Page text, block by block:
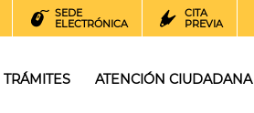
SEDE
ELECTRÓNICA
CITA
PREVIA
TRÁMITES ATENCIÓN CIUDADANA